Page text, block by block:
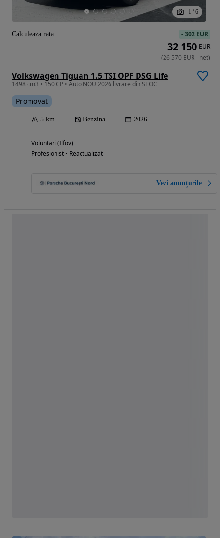
1 / 6
Volkswagen Tiguan 1.5 TSI OPF DSG Life
1498 cm3 • 150 CP • Auto NOU 2026 livrare din STOC
Promovat
5 km Benzina 2026
Voluntari (Ilfov)
Profesionist • Reactualizat
Vezi anunțurile
-302 EUR
32 150 EUR
(26 570 EUR- net)
Calculeaza rata